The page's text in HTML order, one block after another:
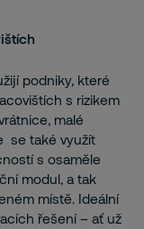
podniky, které
s rizikem
malé
se také využít
s osaměle
modul, a tak
místě. Ideální
řešení – ať už